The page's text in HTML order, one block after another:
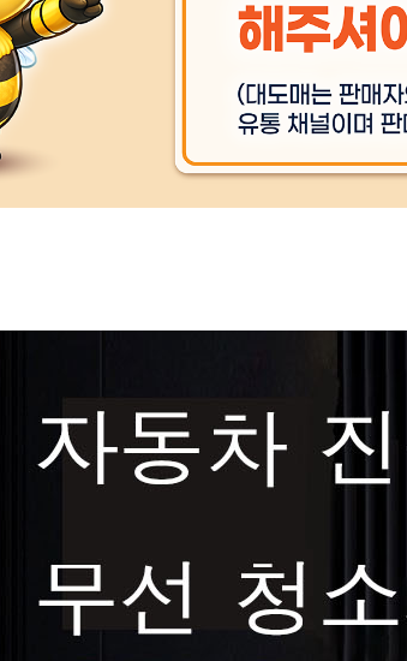
검사합격증 번호
주문후 예상 배송